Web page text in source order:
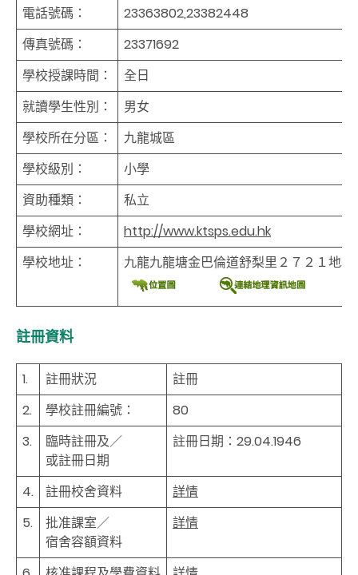
電話號碼：
23363802,23382448
傳真號碼：
23371692
學校授課時間：
全日
就讀學生性別：
男女
學校所在分區：
九龍城區
學校級別：
小學
資助種類：
私立
學校網址：
http://www.ktsps.edu.hk
學校地址：
九龍九龍塘金巴倫道舒梨里２７２１地段
註冊資料
1. 註冊狀況
註冊
2.
學校註冊編號：
80
3.
臨時註冊及／
或註冊日期
註冊日期：29.04.1946
4. 註冊校舍資料
詳情
5.
批准課室／
宿舍容額資料
詳情